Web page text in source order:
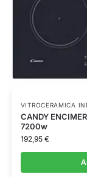
VITROCERAMICA
CANDY
7200w
192,95 €